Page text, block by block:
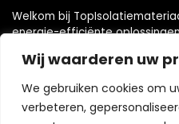
Wij waarderen uw
We gebruiken cookies om
verbeteren,
Welkom bij
energie-efficiënte
om uw ruimte te voorzien
Met innovatieve ontwerpen
hoogwaardige thermische
isolatiematerialen perfect